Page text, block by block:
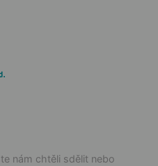
nám chtěli sdělit nebo